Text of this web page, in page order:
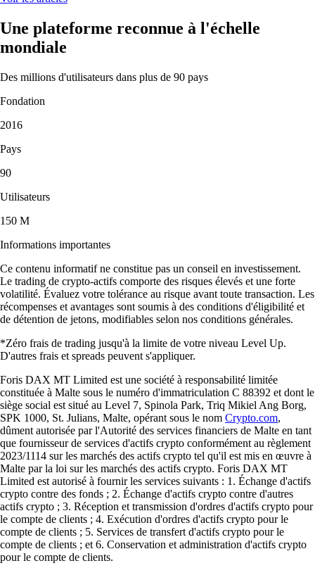
Une plateforme reconnue à l'échelle
mondiale
Des millions d'utilisateurs dans plus de 90 pays
Fondation
2016
Pays
90
Utilisateurs
150 M
Informations importantes
Ce contenu informatif ne constitue pas un conseil en investissement.
Le trading de crypto-actifs comporte des risques élevés et une forte
volatilité. Évaluez votre tolérance au risque avant toute transaction. Les
récompenses et avantages sont soumis à des conditions d'éligibilité et
de détention de jetons, modifiables selon nos conditions générales.
*Zéro frais de trading jusqu'à la limite de votre niveau Level Up.
D'autres frais et spreads peuvent s'appliquer.
Foris DAX MT Limited est une société à responsabilité limitée
constituée à Malte sous le numéro d'immatriculation C 88392 et dont le
siège social est situé au Level 7, Spinola Park, Triq Mikiel Ang Borg,
SPK 1000, St. Julians, Malte, opérant sous le nom Crypto.com,
dûment autorisée par l'Autorité des services financiers de Malte en tant
que fournisseur de services d'actifs crypto conformément au règlement
2023/1114 sur les marchés des actifs crypto tel qu'il est mis en œuvre à
Malte par la loi sur les marchés des actifs crypto. Foris DAX MT
Limited est autorisé à fournir les services suivants : 1. Échange d'actifs
crypto contre des fonds ; 2. Échange d'actifs crypto contre d'autres
actifs crypto ; 3. Réception et transmission d'ordres d'actifs crypto pour
le compte de clients ; 4. Exécution d'ordres d'actifs crypto pour le
compte de clients ; 5. Services de transfert d'actifs crypto pour le
compte de clients ; et 6. Conservation et administration d'actifs crypto
pour le compte de clients.